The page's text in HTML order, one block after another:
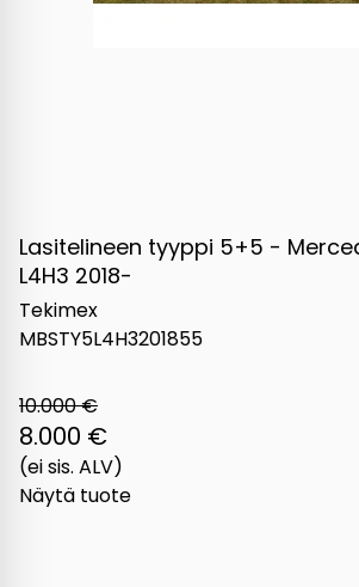
Lasitelineen tyyppi 5+5 -
L4H3 2018-
Tekimex
MBSTY5L4H3201855
10.000 €
8.000 €
(ei sis. ALV)
Näytä tuote